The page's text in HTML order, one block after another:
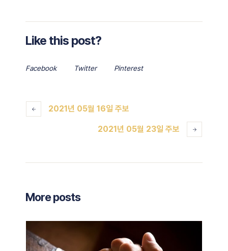
Like this post?
Facebook Twitter Pinterest
2021년 05월 16일 주보
2021년 05월 23일 주보
More posts